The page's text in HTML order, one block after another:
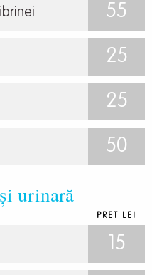
55
25
25
50
urinară
PRET LEI
15